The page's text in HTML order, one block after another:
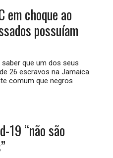
em choque ao
possuíam
que um dos seus
26 escravos na Jamaica.
comum que negros
19 “não são